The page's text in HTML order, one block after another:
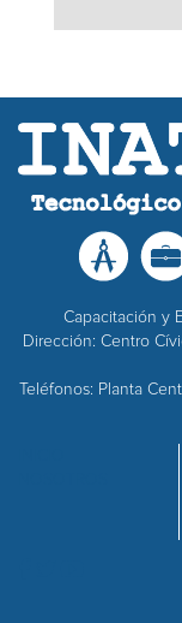
Capacitación y
Dirección: Centro
Teléfonos: Planta